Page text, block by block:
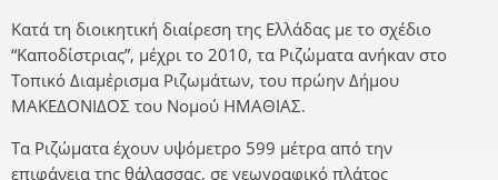
Κατά τη διοικητική διαίρεση της Ελλάδας με το σχέδιο
“Καποδίστριας”, μέχρι το 2010, τα Ριζώματα ανήκαν στο
Τοπικό Διαμέρισμα Ριζωμάτων, του πρώην Δήμου
ΜΑΚΕΔΟΝΙΔΟΣ του Νομού ΗΜΑΘΙΑΣ.
Τα Ριζώματα έχουν υψόμετρο 599 μέτρα από την
επιφάνεια της θάλασσας, σε γεωγραφικό πλάτος